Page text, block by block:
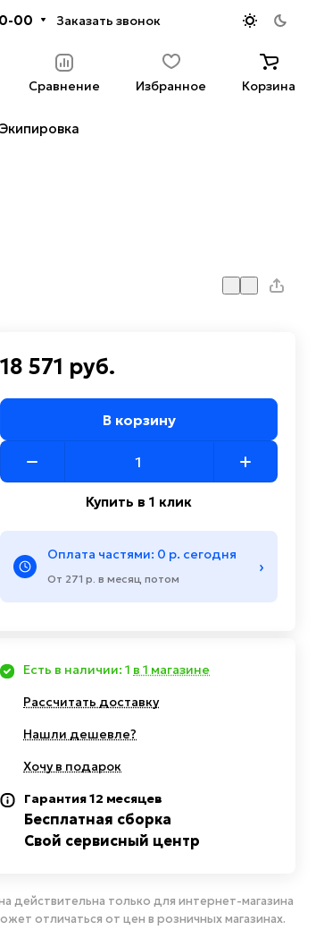
00 Заказать звонок
Сравнение Избранное Корзина
Экипировка
18 571 руб.
В корзину
Купить в 1 клик
Оплата частями: 0 р. сегодня
От 271 р. в месяц потом
›
Есть в наличии: 1 в 1 магазине
Рассчитать доставку
Нашли дешевле?
Хочу в подарок
Гарантия 12 месяцев
Бесплатная сборка
Свой сервисный центр
действительна только для интернет-магазина
отличаться от цен в розничных магазинах.